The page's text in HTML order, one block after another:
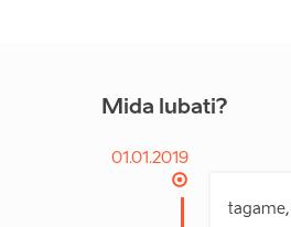
Mida lubati?
01.01.2019
tagame,